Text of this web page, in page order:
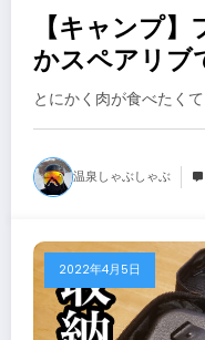
【キャンプ
かスペアリブ
spareribs
that makes
プ飯】
とにかく肉が食べたく
温泉しゃぶしゃぶ
2022年4月5日